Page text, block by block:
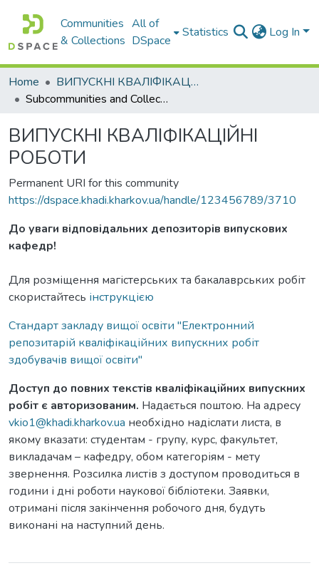
Communities
& Collections
All of
DSpace
Statistics Log In
Home
ВИПУСКНІ КВАЛІФІКАЦІЙНІ РОБОТИ
Subcommunities and Collections
ВИПУСКНІ КВАЛІФІКАЦІЙНІ
РОБОТИ
Permanent URI for this community
https://dspace.khadi.kharkov.ua/handle/123456789/3710
До уваги відповідальних депозиторів випускових
кафедр!
Для розміщення магістерських та бакалаврських робіт
скористайтесь інструкцією
Стандарт закладу вищої освіти "Електронний
репозитарій кваліфікаційних випускних робіт
здобувачів вищої освіти"
Доступ до повних текстів кваліфікаційних випускних
робіт є авторизованим. Надається поштою. На адресу
vkio1@khadi.kharkov.ua необхідно надіслати листа, в
якому вказати: студентам - групу, курс, факультет,
викладачам – кафедру, обом категоріям - мету
звернення. Розсилка листів з доступом проводиться в
години і дні роботи наукової бібліотеки. Заявки,
отримані після закінчення робочого дня, будуть
виконані на наступний день.